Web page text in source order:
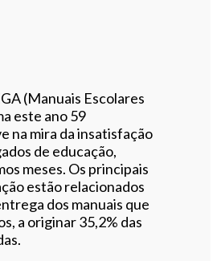
(Manuais Escolares
este ano 59
na mira da insatisfação
de educação,
meses. Os principais
estão relacionados
dos manuais que
a originar 35,2% das